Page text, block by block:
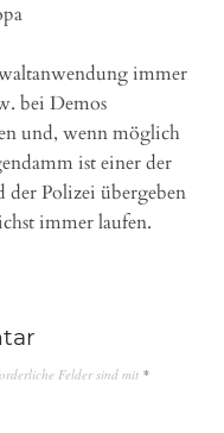
immer
bei Demos
und, wenn möglich
ist einer der
der Polizei übergeben
immer laufen.
Felder sind mit *